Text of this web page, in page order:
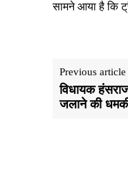
सामने आया है कि
Previous article
विधायक
जलाने की